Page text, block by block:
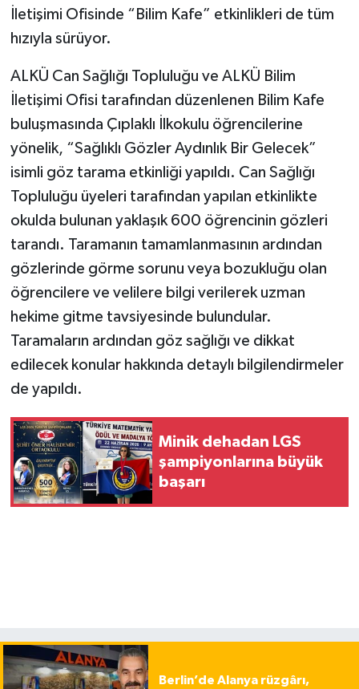
İletişimi Ofisinde “Bilim Kafe” etkinlikleri de tüm
hızıyla sürüyor.
ALKÜ Can Sağlığı Topluluğu ve ALKÜ Bilim
İletişimi Ofisi tarafından düzenlenen Bilim Kafe
buluşmasında Çıplaklı İlkokulu öğrencilerine
yönelik, “Sağlıklı Gözler Aydınlık Bir Gelecek”
isimli göz tarama etkinliği yapıldı. Can Sağlığı
Topluluğu üyeleri tarafından yapılan etkinlikte
okulda bulunan yaklaşık 600 öğrencinin gözleri
tarandı. Taramanın tamamlanmasının ardından
gözlerinde görme sorunu veya bozukluğu olan
öğrencilere ve velilere bilgi verilerek uzman
hekime gitme tavsiyesinde bulundular.
Taramaların ardından göz sağlığı ve dikkat
edilecek konular hakkında detaylı bilgilendirmeler
de yapıldı.
Minik dehadan LGS
şampiyonlarına büyük
başarı
Berlin’de Alanya rüzgârı,